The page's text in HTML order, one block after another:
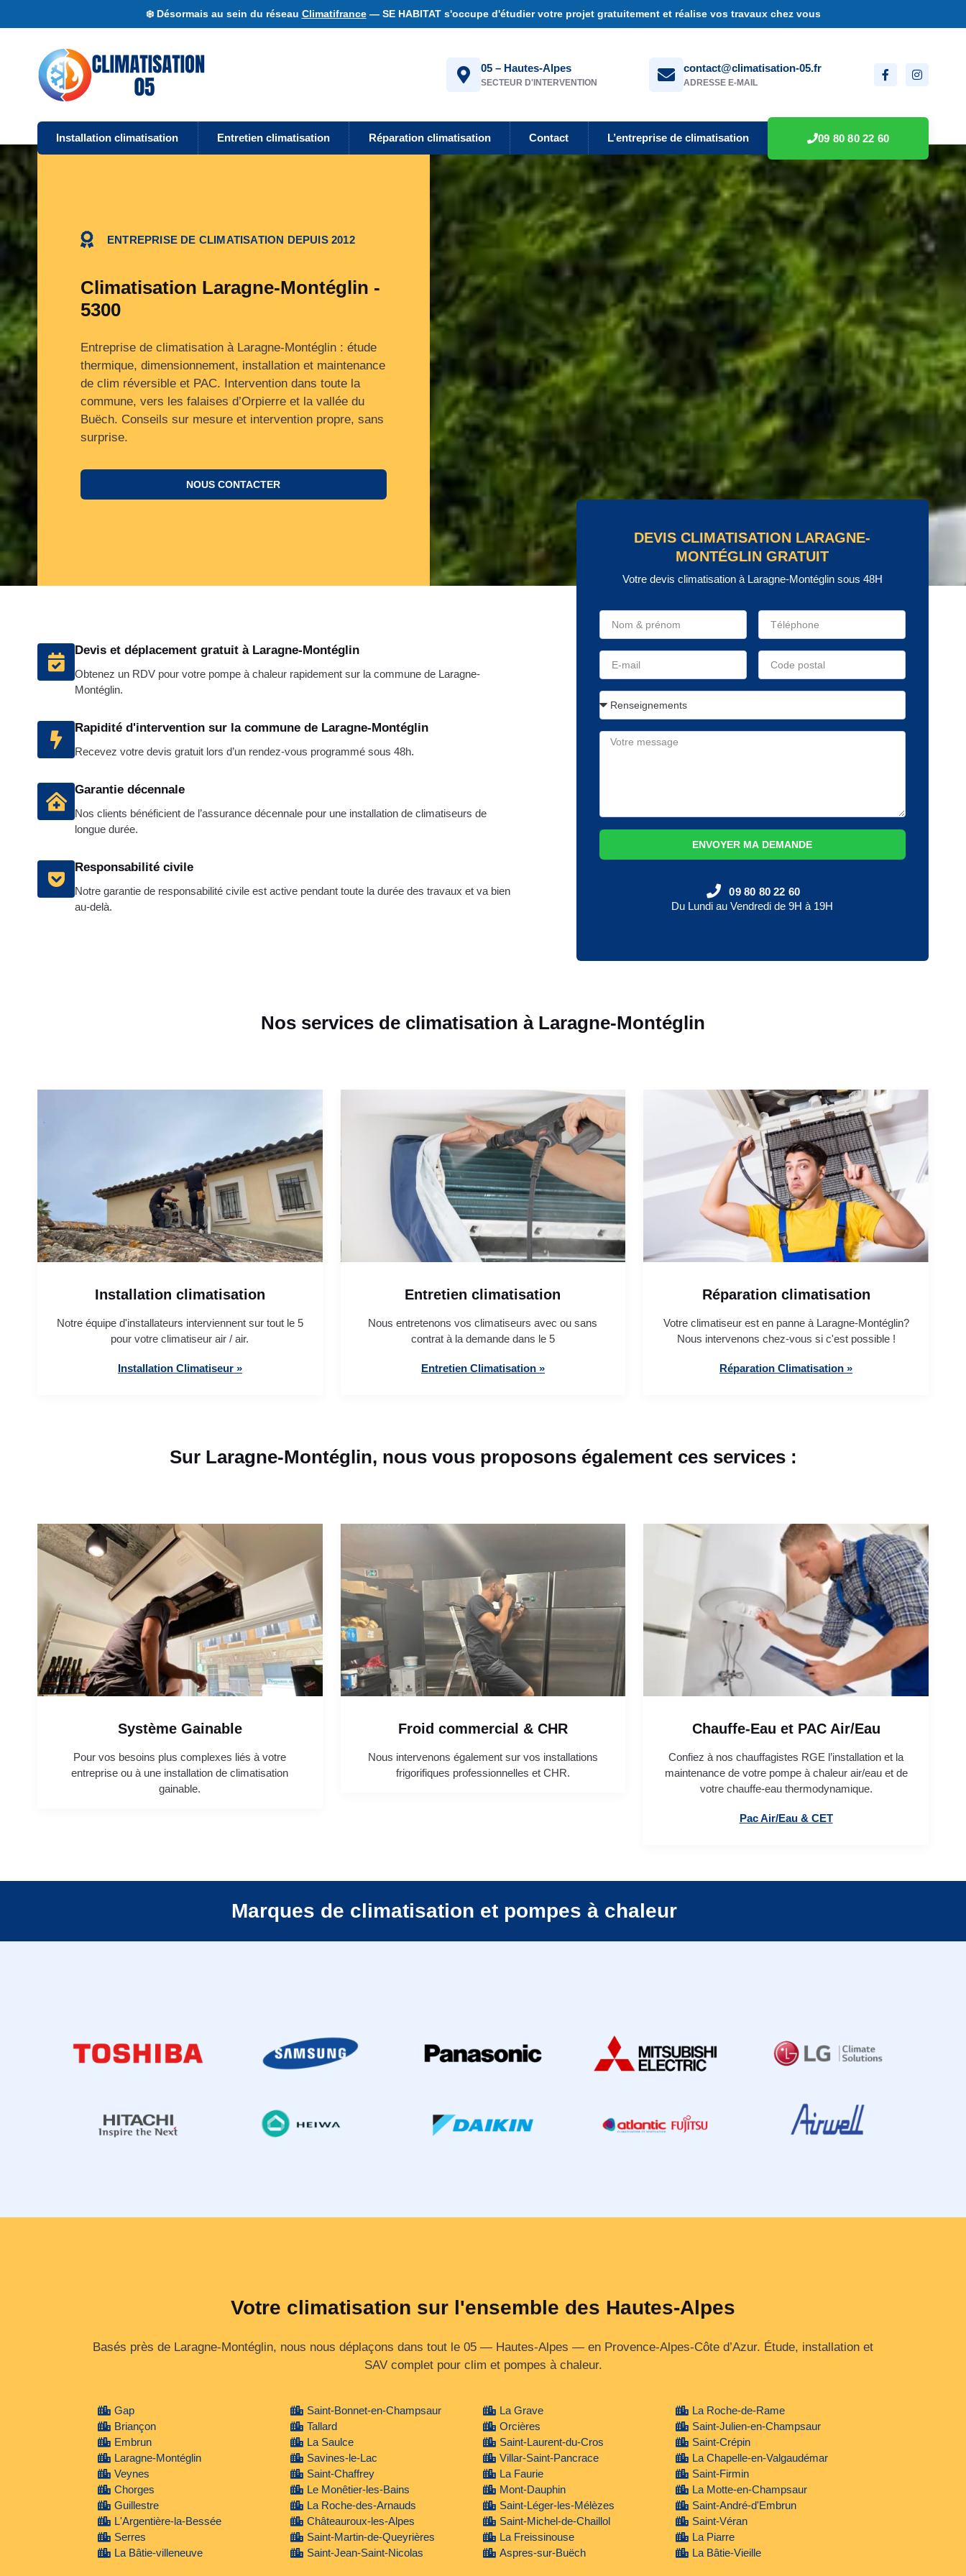
❄️ Désormais au sein du réseau Climatifrance— SE HABITAT s'occupe d'étudier votre projet gratuitement et réalise vos travaux chez vous
05 – Hautes-Alpes
SECTEUR D'INTERVENTION
contact@climatisation-05.fr
ADRESSE E-MAIL
Installation climatisation Entretien climatisation Réparation climatisation Contact L’entreprise de climatisation 09 80 80 22 60
ENTREPRISE DE CLIMATISATION DEPUIS 2012
Climatisation Laragne-Montéglin -
5300
Entreprise de climatisation à Laragne-Montéglin : étude
thermique, dimensionnement, installation et maintenance
de clim réversible et PAC. Intervention dans toute la
commune, vers les falaises d’Orpierre et la vallée du
Buëch. Conseils sur mesure et intervention propre, sans
surprise.
NOUS CONTACTER
Devis et déplacement gratuit à Laragne-Montéglin
Obtenez un RDV pour votre pompe à chaleur rapidement sur la commune de Laragne-
Montéglin.
Rapidité d'intervention sur la commune de Laragne-Montéglin
Recevez votre devis gratuit lors d’un rendez-vous programmé sous 48h.
Garantie décennale
Nos clients bénéficient de l’assurance décennale pour une installation de climatiseurs de
longue durée.
Responsabilité civile
Notre garantie de responsabilité civile est active pendant toute la durée des travaux et va bien
au-delà.
DEVIS CLIMATISATION LARAGNE-
MONTÉGLIN GRATUIT
Votre devis climatisation à Laragne-Montéglin sous 48H
ENVOYER MA DEMANDE
09 80 80 22 60
Du Lundi au Vendredi de 9H à 19H
Nos services de climatisation à Laragne-Montéglin
Installation climatisation
Notre équipe d'installateurs interviennent sur tout le 5
pour votre climatiseur air / air.
Installation Climatiseur »
Entretien climatisation
Nous entretenons vos climatiseurs avec ou sans
contrat à la demande dans le 5
Entretien Climatisation »
Réparation climatisation
Votre climatiseur est en panne à Laragne-Montéglin?
Nous intervenons chez-vous si c'est possible !
Réparation Climatisation »
Sur Laragne-Montéglin, nous vous proposons également ces services :
Système Gainable
Pour vos besoins plus complexes liés à votre
entreprise ou à une installation de climatisation
gainable.
Froid commercial & CHR
Nous intervenons également sur vos installations
frigorifiques professionnelles et CHR.
Chauffe-Eau et PAC Air/Eau
Confiez à nos chauffagistes RGE l’installation et la
maintenance de votre pompe à chaleur air/eau et de
votre chauffe-eau thermodynamique.
Pac Air/Eau & CET
Marques de climatisation et pompes à chaleur
Votre climatisation sur l'ensemble des Hautes-Alpes
Basés près de Laragne-Montéglin, nous nous déplaçons dans tout le 05 — Hautes‑Alpes — en Provence‑Alpes‑Côte d’Azur. Étude, installation et
SAV complet pour clim et pompes à chaleur.
Gap
Briançon
Embrun
Laragne-Montéglin
Veynes
Chorges
Guillestre
L'Argentière-la-Bessée
Serres
La Bâtie-villeneuve
Saint-Bonnet-en-Champsaur
Tallard
La Saulce
Savines-le-Lac
Saint-Chaffrey
Le Monêtier-les-Bains
La Roche-des-Arnauds
Châteauroux-les-Alpes
Saint-Martin-de-Queyrières
Saint-Jean-Saint-Nicolas
La Grave
Orcières
Saint-Laurent-du-Cros
Villar-Saint-Pancrace
La Faurie
Mont-Dauphin
Saint-Léger-les-Mélèzes
Saint-Michel-de-Chaillol
La Freissinouse
Aspres-sur-Buëch
La Roche-de-Rame
Saint-Julien-en-Champsaur
Saint-Crépin
La Chapelle-en-Valgaudémar
Saint-Firmin
La Motte-en-Champsaur
Saint-André-d'Embrun
Saint-Véran
La Piarre
La Bâtie-Vieille